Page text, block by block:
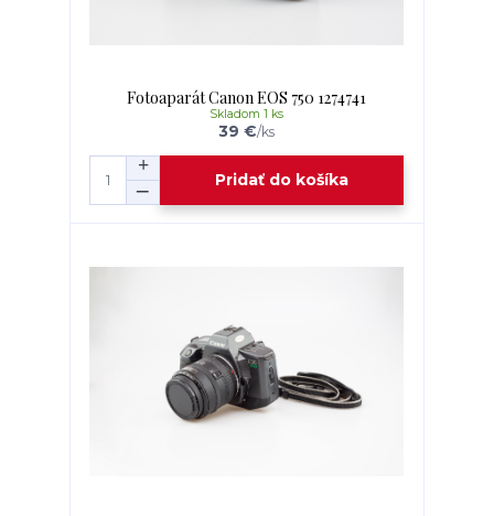
Fotoaparát Canon EOS 750 1274741
39 €/ks
Skladom 1 ks
Pridať do košíka